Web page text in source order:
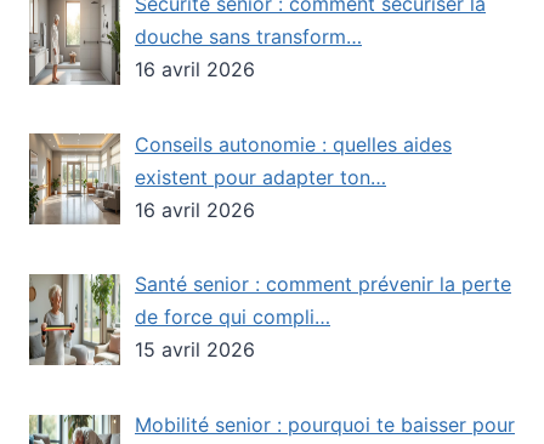
douche sans transform…
16 avril 2026
Conseils autonomie : quelles aides
existent pour adapter ton…
16 avril 2026
Santé senior : comment prévenir la perte
de force qui compli…
15 avril 2026
Mobilité senior : pourquoi te baisser pour